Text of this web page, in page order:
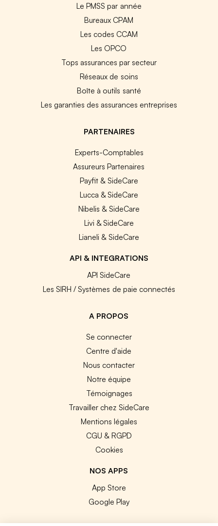
Le PMSS par année
Bureaux CPAM
Les codes CCAM
Les OPCO
Tops assurances par secteur
Réseaux de soins
Boîte à outils santé
Les garanties des assurances entreprises
PARTENAIRES
Experts-Comptables
Assureurs Partenaires
Payfit & SideCare
Lucca & SideCare
Nibelis & SideCare
Livi & SideCare
Lianeli & SideCare
API & INTEGRATIONS
API SideCare
Les SIRH / Systèmes de paie connectés
A PROPOS
Se connecter
Centre d'aide
Nous contacter
Notre équipe
Témoignages
Travailler chez SideCare
Mentions légales
CGU & RGPD
Cookies
NOS APPS
App Store
Google Play